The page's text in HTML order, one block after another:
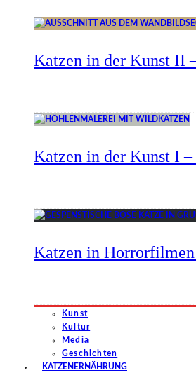
Katzen in der Kunst II
Katzen in der Kunst I
Katzen in
Kunst
Kultur
Media
Geschichten
KATZENERNÄHRUNG